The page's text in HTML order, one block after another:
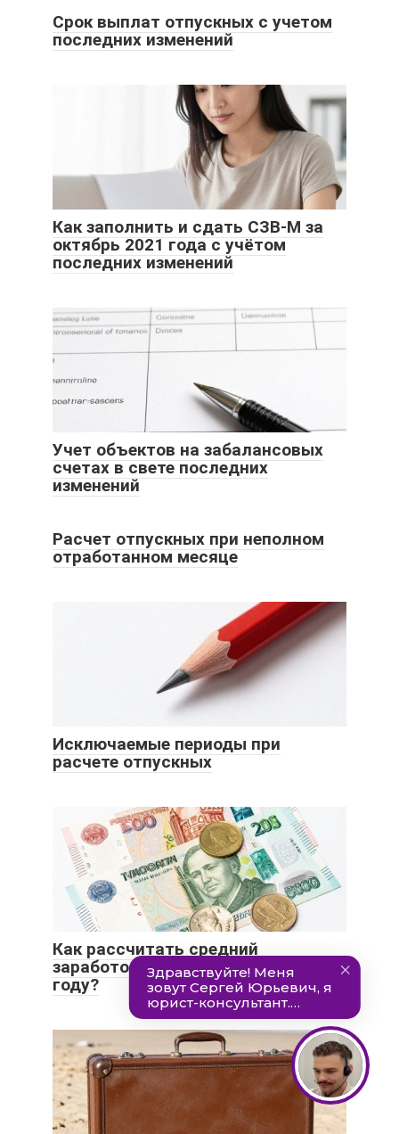
Срок выплат отпускных с учетом
последних изменений
Как заполнить и сдать СЗВ-М за
октябрь 2021 года с учётом
последних изменений
Учет объектов на забалансовых
счетах в свете последних
изменений
Расчет отпускных при неполном
отработанном месяце
Исключаемые периоды при
расчете отпускных
Как рассчитать средний
заработок для отпускных в 2021
году?